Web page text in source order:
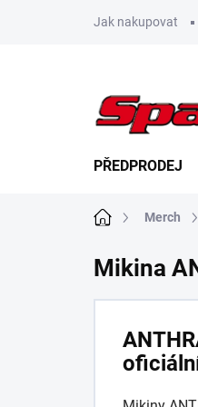
Jak nakupovat
PŘEDPRODEJ
Domů Merch
Mikina